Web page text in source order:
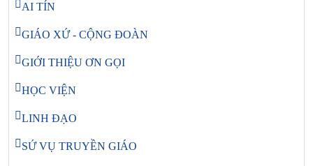
AI TÍN
GIÁO XỨ - CỘNG ĐOÀN
GIỚI THIỆU ƠN GỌI
HỌC VIỆN
LINH ĐẠO
SỨ VỤ TRUYỀN GIÁO